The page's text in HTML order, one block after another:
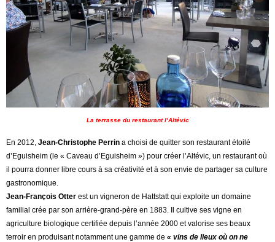
La terrasse du restaurant l’Altévic
En 2012, Jean-Christophe Perrin a choisi de quitter son restaurant étoilé
d’Eguisheim (le « Caveau d’Eguisheim ») pour créer l’Altévic, un restaurant où
il pourra donner libre cours à sa créativité et à son envie de partager sa culture
gastronomique.
Jean-François Otter est un vigneron de Hattstatt qui exploite un domaine
familial crée par son arrière-grand-père en 1883. Il cultive ses vigne en
agriculture biologique certifiée depuis l’année 2000 et valorise ses beaux
terroir en produisant notamment une gamme de « vins de lieux où on ne